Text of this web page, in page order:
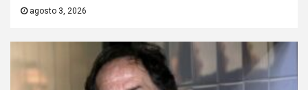
agosto 3, 2026